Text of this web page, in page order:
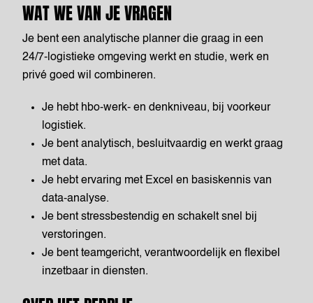
WAT WE VAN JE VRAGEN
Je bent een analytische planner die graag in een
24/7-logistieke omgeving werkt en studie, werk en
privé goed wil combineren.
Je hebt hbo-werk- en denkniveau, bij voorkeur
logistiek.
Je bent analytisch, besluitvaardig en werkt graag
met data.
Je hebt ervaring met Excel en basiskennis van
data-analyse.
Je bent stressbestendig en schakelt snel bij
verstoringen.
Je bent teamgericht, verantwoordelijk en flexibel
inzetbaar in diensten.